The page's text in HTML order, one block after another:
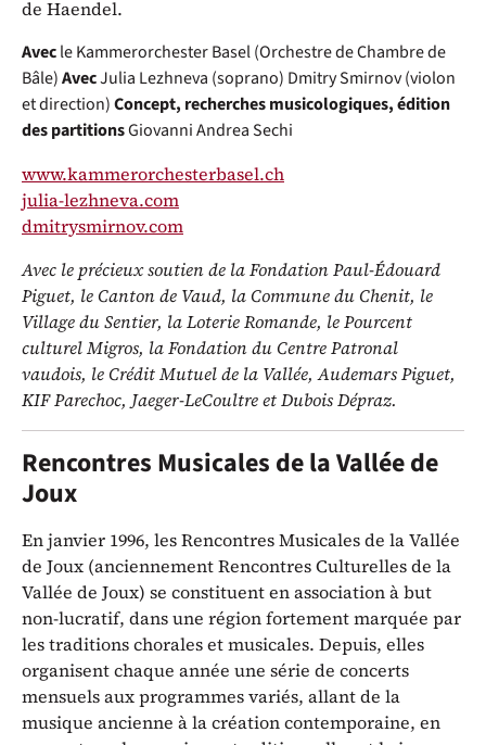
de Haendel.
Avecle Kammerorchester Basel (Orchestre de Chambre de
Bâle)AvecJulia Lezhneva (soprano) Dmitry Smirnov (violon
et direction)Concept, recherches musicologiques, édition
des partitionsGiovanni Andrea Sechi
www.kammerorchesterbasel.ch
julia-lezhneva.com
dmitrysmirnov.com
Avec le précieux soutien de la Fondation Paul-Édouard
Piguet, le Canton de Vaud, la Commune du Chenit, le
Village du Sentier, la Loterie Romande, le Pourcent
culturel Migros, la Fondation du Centre Patronal
vaudois, le Crédit Mutuel de la Vallée, Audemars Piguet,
KIF Parechoc, Jaeger-LeCoultre et Dubois Dépraz.
Rencontres Musicales de la Vallée de
Joux
En janvier 1996, les Rencontres Musicales de la Vallée
de Joux (anciennement Rencontres Culturelles de la
Vallée de Joux) se constituent en association à but
non-lucratif, dans une région fortement marquée par
les traditions chorales et musicales. Depuis, elles
organisent chaque année une série de concerts
mensuels aux programmes variés, allant de la
musique ancienne à la création contemporaine, en